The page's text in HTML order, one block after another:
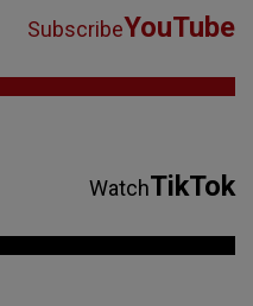
SubscribeYouTube
WatchTikTok